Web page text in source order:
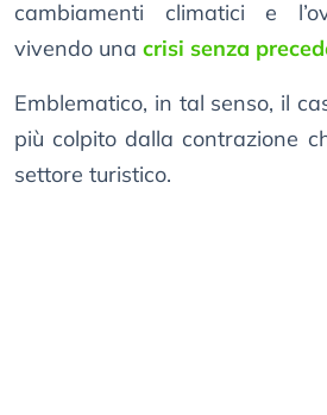
cambiamenti climatici e
vivendo una crisi senza
Emblematico, in tal senso, il
più colpito dalla contrazione
settore turistico.